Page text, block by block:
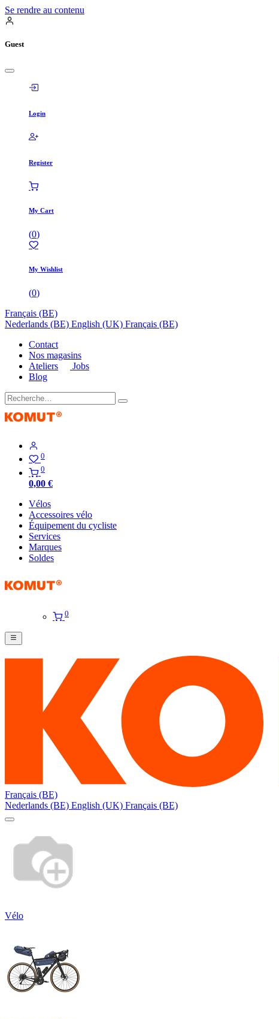
Se rendre au contenu
Guest
Login
Register
My Cart
(0)
My Wishlist
(0)
Français (BE)
Nederlands (BE) English (UK) Français (BE)
Contact
Nos magasins
Ateliers
Jobs
Blog
0
0
0,00 €
Vélos
Accessoires vélo
Équipement du cycliste
Services
Marques
Soldes
0
Français (BE)
Nederlands (BE) English (UK) Français (BE)
Vélo